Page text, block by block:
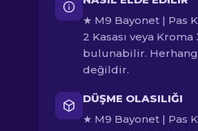
★ M9 Bayonet | Pas
2 Kasası veya Kroma
bulunabilir.
değildir.
DÜŞME OLASILIĞI
★ M9 Bayonet | Pas